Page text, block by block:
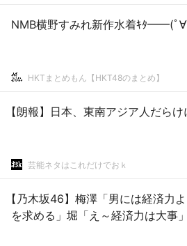
NMB横野すみれ新作水着ｷﾀ━━(
HKTまとめもん【HKT48のまとめ】
【朗報】日本、東南アジア人だらけ
芸能ネタはこれだけでおｋ
【乃木坂46】梅澤「男には経済力
を求める」堀「え～経済力は大事」